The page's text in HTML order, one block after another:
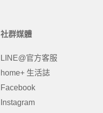
社群媒體
LINE@官方客服
home+ 生活誌
Facebook
Instagram